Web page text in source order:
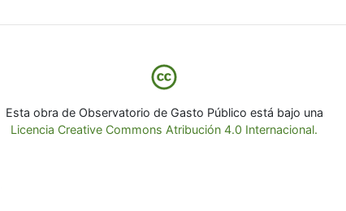
Esta obra de Observatorio de Gasto Público está bajo una
Licencia Creative Commons Atribución 4.0 Internacional.